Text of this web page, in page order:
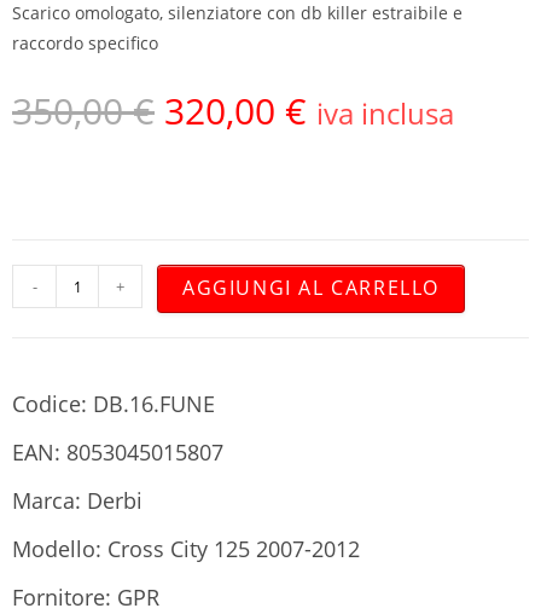
Scarico omologato, silenziatore con db killer estraibile e
raccordo specifico
350,00€ 320,00 € iva inclusa
- + AGGIUNGI AL CARRELLO
Codice: DB.16.FUNE
EAN: 8053045015807
Marca: Derbi
Modello: Cross City 125 2007-2012
Fornitore: GPR